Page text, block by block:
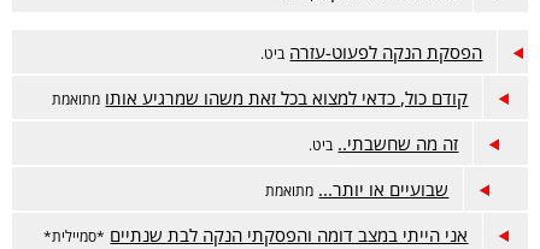
הפסקת הנקה לפעוט-עזרה ביט.
קודם כול, כדאי למצוא בכל זאת משהו שמרגיע אותו מתואמת
זה מה שחשבתי.. ביט.
שבועיים או יותר... מתואמת
אני הייתי במצב דומה והפסקתי הנקה לבת שנתיים *סמיילית*